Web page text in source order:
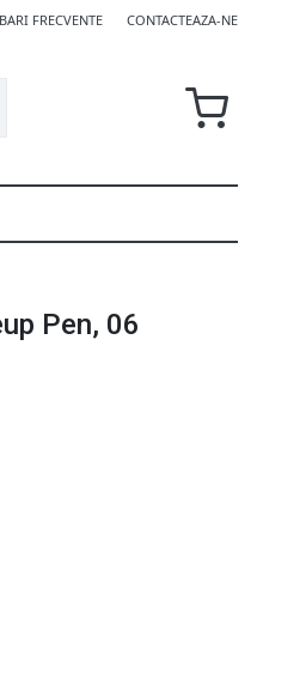
FRECVENTE CONTACTEAZA-NE
Pen, 06